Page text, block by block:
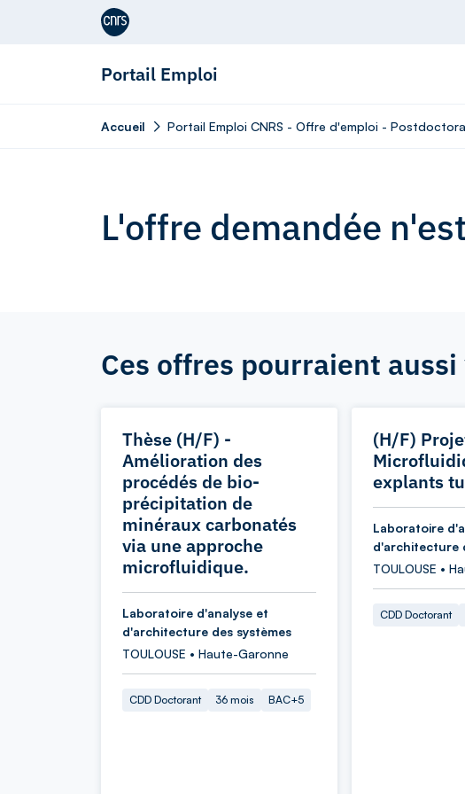
Aller au contenu
Portail Emploi
Accueil Portail Emploi CNRS - Offre d'emploi -
L'offre demandée
Ces offres pourraient
Thèse (H/F) -
Amélioration des
procédés de bio-
précipitation de
minéraux carbonatés
via une approche
microfluidique.
Laboratoire d'analyse et
d'architecture des systèmes
TOULOUSE • Haute-Garonne
CDD Doctorant 36 mois BAC+5
(H/F)
explants
Laboratoire
d'architecture
TOULOUSE •
CDD Doctorant